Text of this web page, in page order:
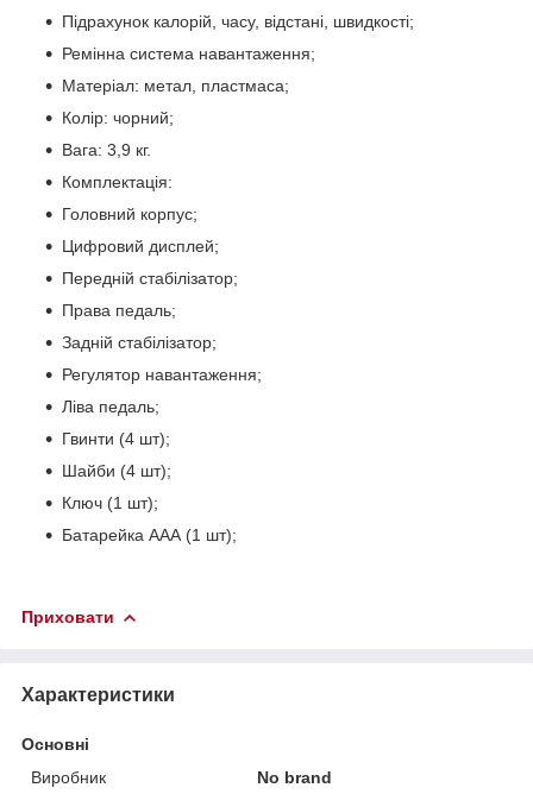
Підрахунок калорій, часу, відстані, швидкості;
Ремінна система навантаження;
Матеріал: метал, пластмаса;
Колір: чорний;
Вага: 3,9 кг.
Комплектація:
Головний корпус;
Цифровий дисплей;
Передній стабілізатор;
Права педаль;
Задній стабілізатор;
Регулятор навантаження;
Ліва педаль;
Гвинти (4 шт);
Шайби (4 шт);
Ключ (1 шт);
Батарейка ААА (1 шт);
Приховати
Характеристики
Основні
Виробник
No brand